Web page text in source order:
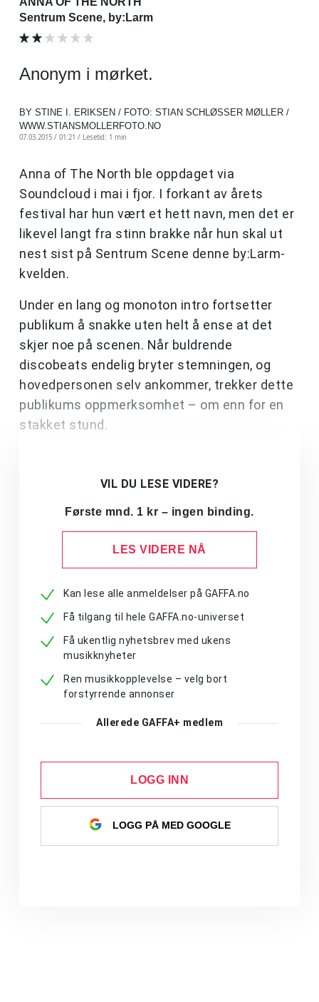
Sentrum Scene, by:Larm
Anonym i mørket.
BY STINE I. ERIKSEN / FOTO: STIAN SCHLØSSER MØLLER /
WWW.STIANSMOLLERFOTO.NO
07.03.2015 / 01:21 / Lesetid: 1 min
Anna of The North ble oppdaget via
Soundcloud i mai i fjor. I forkant av årets
festival har hun vært et hett navn, men det er
likevel langt fra stinn brakke når hun skal ut
nest sist på Sentrum Scene denne by:Larm-
kvelden.
Under en lang og monoton intro fortsetter
publikum å snakke uten helt å ense at det
skjer noe på scenen. Når buldrende
discobeats endelig bryter stemningen, og
hovedpersonen selv ankommer, trekker dette
publikums oppmerksomhet – om enn for en
stakket stund.
VIL DU LESE VIDERE?
Første mnd. 1 kr – ingen binding.
LES VIDERE NÅ
Kan lese alle anmeldelser på GAFFA.no
Få tilgang til hele GAFFA.no-universet
Få ukentlig nyhetsbrev med ukens
musikknyheter
Ren musikkopplevelse – velg bort
forstyrrende annonser
Allerede GAFFA+ medlem
LOGG INN
LOGG PÅ MED GOOGLE